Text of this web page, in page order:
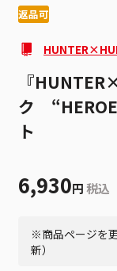
返品可
『
ク
ト
6,930円 税込
※商品ページを
新）